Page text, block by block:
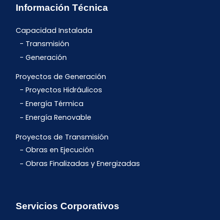
Información Técnica
Capacidad Instalada
Transmisión
Generación
Proyectos de Generación
Proyectos Hidráulicos
Energía Térmica
Energía Renovable
Proyectos de Transmisión
Obras en Ejecución
Obras Finalizadas y Energizadas
Servicios Corporativos